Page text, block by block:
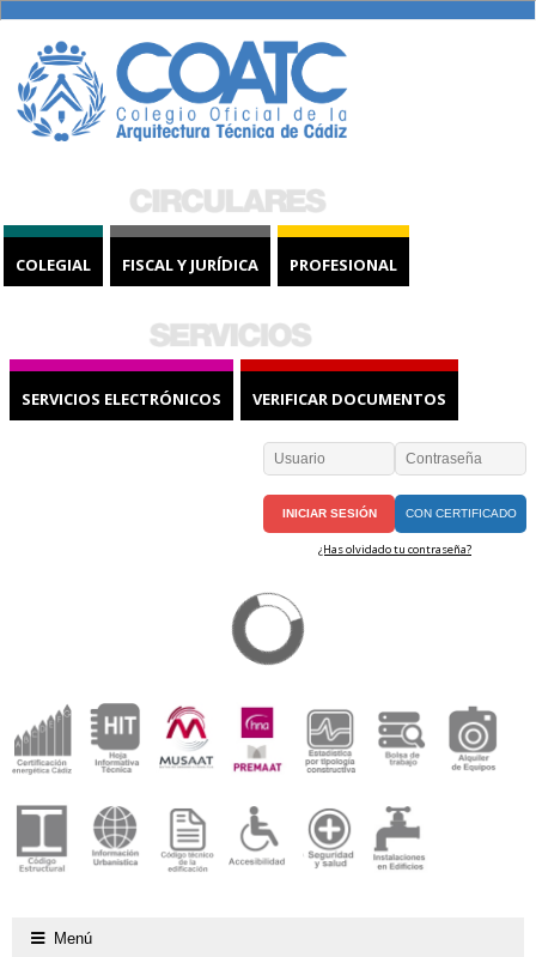
COLEGIAL FISCAL Y JURÍDICA PROFESIONAL
SERVICIOS ELECTRÓNICOS VERIFICAR DOCUMENTOS
CON CERTIFICADO
¿Has olvidado tu contraseña?
Menú